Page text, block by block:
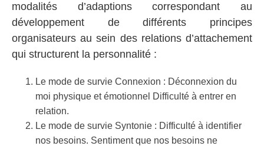
modalités d’adaptions correspondant au
développement de différents principes
organisateurs au sein des relations d’attachement
qui structurent la personnalité :
Le mode de survie Connexion : Déconnexion du
moi physique et émotionnel Difficulté à entrer en
relation.
Le mode de survie Syntonie : Difficulté à identifier
nos besoins. Sentiment que nos besoins ne